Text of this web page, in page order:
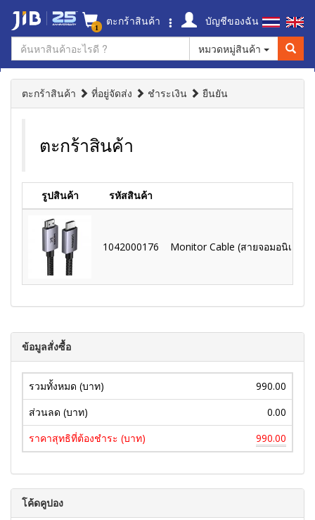
1 ตะกร้าสินค้า
บัญชีของฉัน
หมวดหมู่สินค้า
ตะกร้าสินค้า ที่อยู่จัดส่ง ชำระเงิน ยืนยัน
ตะกร้าสินค้า
รูปสินค้า รหัสสินค้า
1042000176 Monitor Cable (สายจอมอนิเตอร์
ข้อมูลสั่งซื้อ
รวมทั้งหมด (บาท)
990.00
ส่วนลด (บาท)
0.00
ราคาสุทธิที่ต้องชำระ (บาท)
990.00
โค้ดคูปอง